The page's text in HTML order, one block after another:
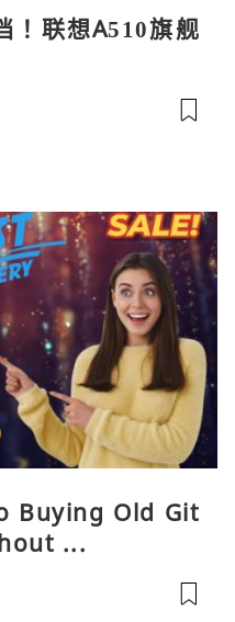
！联想A510旗舰
Buying Old Git
...